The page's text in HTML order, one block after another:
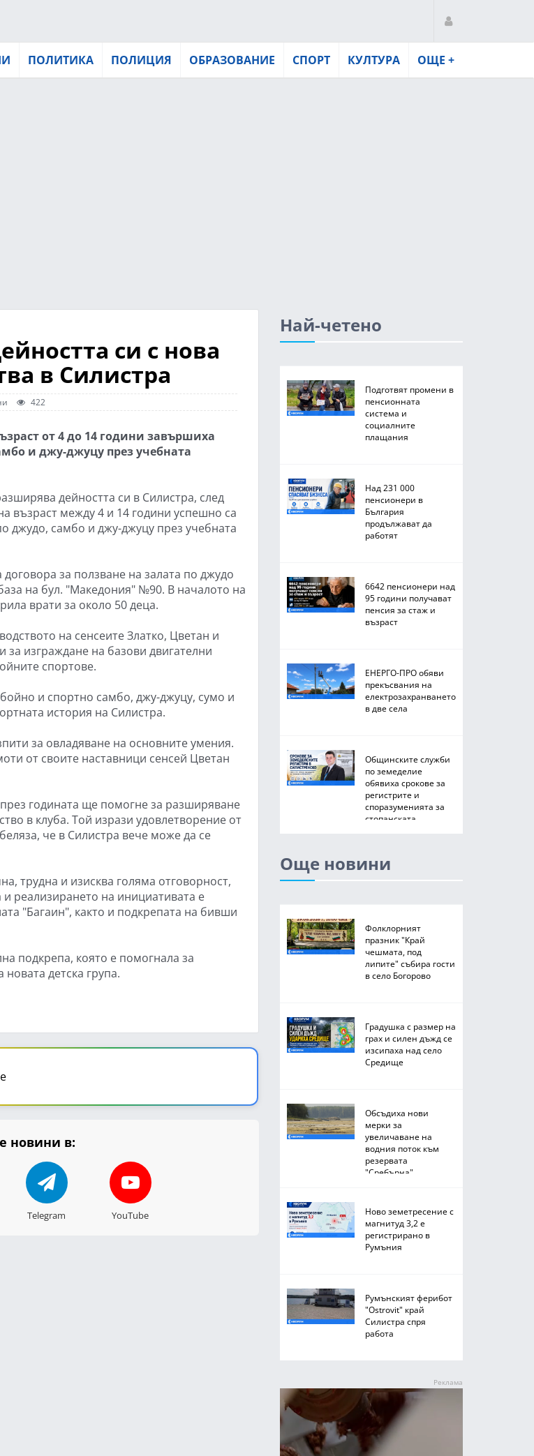
ПОЛИТИКА ПОЛИЦИЯ ОБРАЗОВАНИЕ СПОРТ КУЛТУРА ОЩЕ +
си с нова
в Силистра
422
от 4 до 14 години завършиха
и джу-джуцу през учебната
дейността си в Силистра, след
възраст между 4 и 14 години успешно са
джудо, самбо и джу-джуцу през учебната
за ползване на залата по джудо
на бул. "Македония" №90. В началото на
врати за около 50 деца.
на сенсеите Златко, Цветан и
за изграждане на базови двигателни
спортове.
и спортно самбо, джу-джуцу, сумо и
история на Силистра.
за овладяване на основните умения.
от своите наставници сенсей Цветан
годината ще помогне за разширяване
в клуба. Той изрази удовлетворение от
че в Силистра вече може да се
трудна и изисква голяма отговорност,
реализирането на инициативата е
"Багаин", както и подкрепата на бивши
подкрепа, която е помогнала за
детска група.
новини в:
Telegram YouTube
Най-четено
Подготвят промени в
пенсионната
система и
социалните
плащания
Над 231 000
пенсионери в
България
продължават да
работят
6642 пенсионери над
95 години получават
пенсия за стаж и
възраст
ЕНЕРГО-ПРО обяви
прекъсвания на
електрозахранването
в две села
Общинските служби
по земеделие
обявиха срокове за
регистрите и
споразуменията за
стопанската
Още новини
Фолклорният
празник "Край
чешмата, под
липите" събира гости
в село Богорово
Градушка с размер на
грах и силен дъжд се
изсипаха над село
Средище
Обсъдиха нови
мерки за
увеличаване на
водния поток към
резервата
"Сребърна"
Ново земетресение с
магнитуд 3,2 е
регистрирано в
Румъния
Румънският ферибот
"Ostrovit" край
Силистра спря
работа